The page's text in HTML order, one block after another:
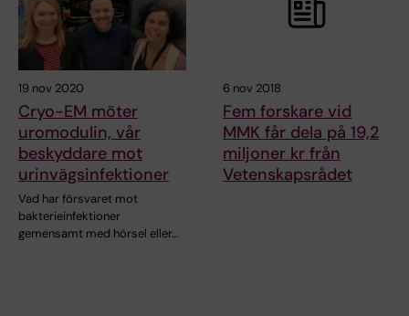
19 nov 2020
Cryo-EM möter
uromodulin, vår
beskyddare mot
urinvägsinfektioner
Vad har försvaret mot
bakterieinfektioner
gemensamt med hörsel eller…
6 nov 2018
Fem forskare vid
MMK får dela på 19,2
miljoner kr från
Vetenskapsrådet